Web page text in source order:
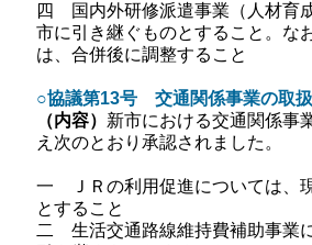
四 国内外研修派遣事業（人材育
市に引き継ぐものとすること。な
は、合併後に調整すること
○協議第13号 交通関係事業の取
（内容） 新市における交通関係事
え次のとおり承認されました。
一 ＪＲの利用促進については、
とすること
二 生活交通路線維持費補助事業